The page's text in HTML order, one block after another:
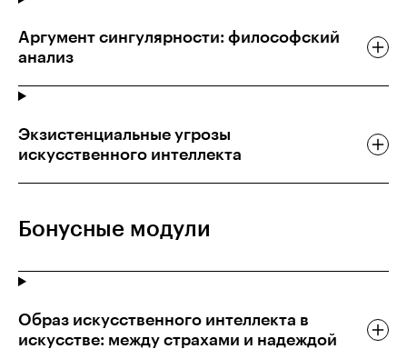
Аргумент сингулярности: философский
анализ
Экзистенциальные угрозы
искусственного интеллекта
Бонусные модули
Образ искусственного интеллекта в
искусстве: между страхами и надеждой